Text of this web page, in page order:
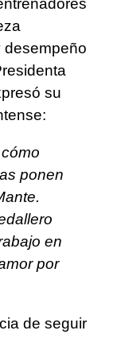
desempeño
su
ponen
en
por
de seguir